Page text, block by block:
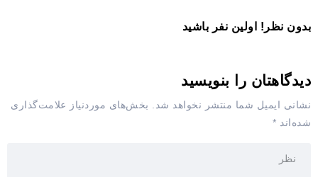
بدون نظر! اولین نفر باشید
دیدگاهتان را بنویسید
نشانی ایمیل شما منتشر نخواهد شد. بخش‌های موردنیاز علامت‌گذاری
شده‌اند *